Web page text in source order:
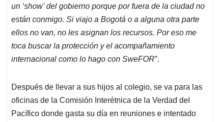
un ‘show’ del gobierno porque por fuera de la ciudad no
están conmigo. Si viajo a Bogotá o a alguna otra parte
ellos no van, no les asignan los recursos. Por eso me
toca buscar la protección y el acompañamiento
internacional como lo hago con SweFOR”.
Después de llevar a sus hijos al colegio, se va para las
oficinas de la Comisión Interétnica de la Verdad del
Pacífico donde gasta su día en reuniones e intentado